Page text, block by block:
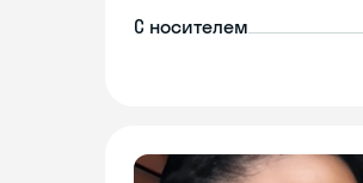
С носителем